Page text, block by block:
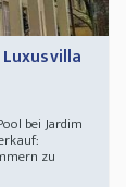
bei Jardim
zu